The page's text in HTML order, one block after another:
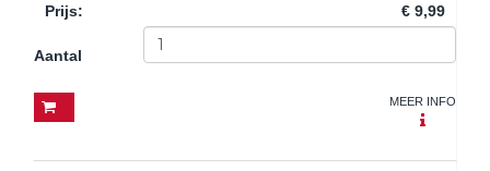
Prijs: € 9,99
Aantal
MEER INFO